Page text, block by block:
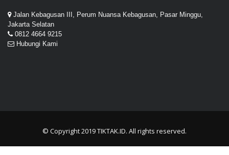
Jalan Kebagusan III, Perum Nuansa Kebagusan, Pasar Minggu,
Jakarta Selatan
0812 4664 9215
Hubungi Kami
© Copyright 2019TIKTAK.ID. All rights reserved.